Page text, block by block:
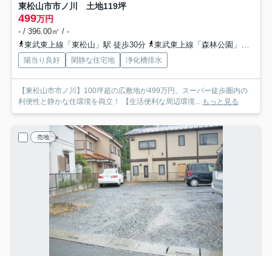
東松山市市ノ川 土地119坪
499万円
- / 396.00㎡ / -
東武東上線「東松山」駅 徒歩30分
東武東上線「森林公園」駅 徒歩26分
陽当り良好 閑静な住宅地 浄化槽排水
【東松山市市ノ川】100坪超の広敷地が499万円。スーパー徒歩圏内の
利便性と静かな住環境を両立！ 【生活便利な周辺環境...
もっと見る
売地